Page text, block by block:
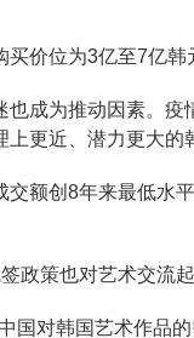
价位为3亿至7亿韩
成为推动因素。
更近、潜力更大的
额创8年来最低水
政策也对艺术交流
国对韩国艺术作品